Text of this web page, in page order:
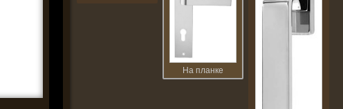
На планке